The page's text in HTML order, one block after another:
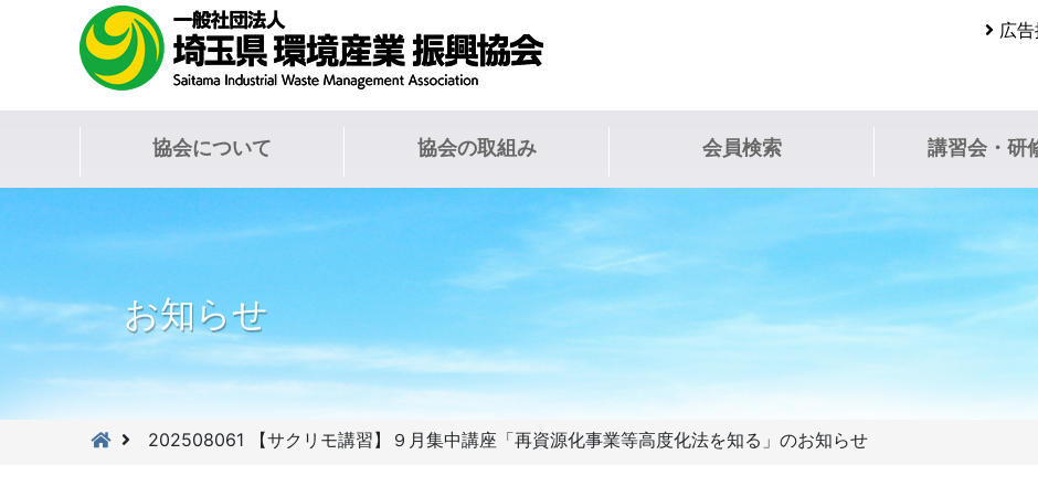
広
協会について 協会の取組み 会員検索 講習会・研
お知らせ
202508061 【サクリモ講習】９月集中講座「再資源化事業等高度化法を知る」のお知らせ